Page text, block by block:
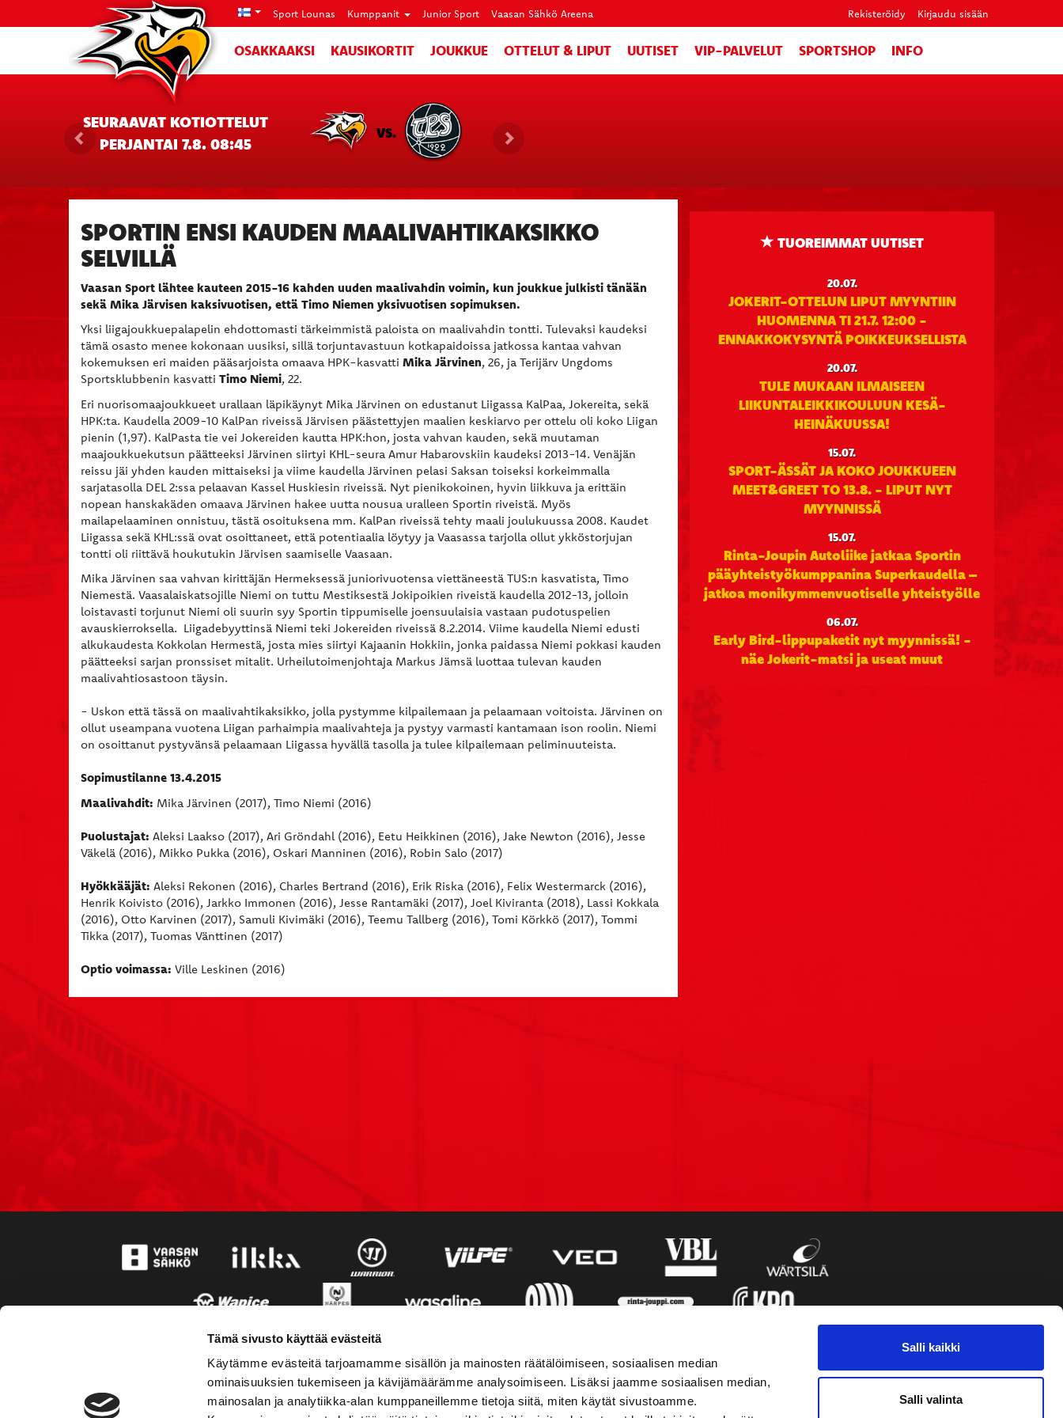
Tämä sivusto käyttää evästeitä
Käytämme evästeitä tarjoamamme sisällön ja mainosten räätälöimiseen, sosiaalisen median
ominaisuuksien tukemiseen ja kävijämäärämme analysoimiseen. Lisäksi jaamme sosiaalisen median,
mainosalan ja analytiikka-alan kumppaneillemme tietoja siitä, miten käytät sivustoamme.
Salli kaikki
Salli valinta
Sport Lounas Kumppanit Junior Sport Vaasan Sähkö Areena Rekisteröidy Kirjaudu sisään
OSAKKAAKSI KAUSIKORTIT JOUKKUE OTTELUT & LIPUT UUTISET VIP-PALVELUT SPORTSHOP INFO
SEURAAVAT KOTIOTTELUT
PERJANTAI 7.8. 08:45
VS.
SPORTIN ENSI KAUDEN MAALIVAHTIKAKSIKKO
SELVILLÄ
Vaasan Sport lähtee kauteen 2015-16 kahden uuden maalivahdin voimin, kun joukkue julkisti tänään
sekä Mika Järvisen kaksivuotisen, että Timo Niemen yksivuotisen sopimuksen.
Yksi liigajoukkuepalapelin ehdottomasti tärkeimmistä paloista on maalivahdin tontti. Tulevaksi kaudeksi
tämä osasto menee kokonaan uusiksi, sillä torjuntavastuun kotkapaidoissa jatkossa kantaa vahvan
kokemuksen eri maiden pääsarjoista omaava HPK-kasvatti Mika Järvinen, 26, ja Terijärv Ungdoms
Sportsklubbenin kasvatti Timo Niemi, 22.
Eri nuorisomaajoukkueet urallaan läpikäynyt Mika Järvinen on edustanut Liigassa KalPaa, Jokereita, sekä
HPK:ta. Kaudella 2009-10 KalPan riveissä Järvisen päästettyjen maalien keskiarvo per ottelu oli koko Liigan
pienin (1,97). KalPasta tie vei Jokereiden kautta HPK:hon, josta vahvan kauden, sekä muutaman
maajoukkuekutsun päätteeksi Järvinen siirtyi KHL-seura Amur Habarovskiin kaudeksi 2013-14. Venäjän
reissu jäi yhden kauden mittaiseksi ja viime kaudella Järvinen pelasi Saksan toiseksi korkeimmalla
sarjatasolla DEL 2:ssa pelaavan Kassel Huskiesin riveissä. Nyt pienikokoinen, hyvin liikkuva ja erittäin
nopean hanskakäden omaava Järvinen hakee uutta nousua uralleen Sportin riveistä. Myös
mailapelaaminen onnistuu, tästä osoituksena mm. KalPan riveissä tehty maali joulukuussa 2008. Kaudet
Liigassa sekä KHL:ssä ovat osoittaneet, että potentiaalia löytyy ja Vaasassa tarjolla ollut ykköstorjujan
tontti oli riittävä houkutukin Järvisen saamiselle Vaasaan.
Mika Järvinen saa vahvan kirittäjän Hermeksessä juniorivuotensa viettäneestä TUS:n kasvatista, Timo
Niemestä. Vaasalaiskatsojille Niemi on tuttu Mestiksestä Jokipoikien riveistä kaudella 2012-13, jolloin
loistavasti torjunut Niemi oli suurin syy Sportin tippumiselle joensuulaisia vastaan pudotuspelien
avauskierroksella. Liigadebyyttinsä Niemi teki Jokereiden riveissä 8.2.2014. Viime kaudella Niemi edusti
alkukaudesta Kokkolan Hermestä, josta mies siirtyi Kajaanin Hokkiin, jonka paidassa Niemi pokkasi kauden
päätteeksi sarjan pronssiset mitalit. Urheilutoimenjohtaja Markus Jämsä luottaa tulevan kauden
maalivahtiosastoon täysin.
- Uskon että tässä on maalivahtikaksikko, jolla pystymme kilpailemaan ja pelaamaan voitoista. Järvinen on
ollut useampana vuotena Liigan parhaimpia maalivahteja ja pystyy varmasti kantamaan ison roolin. Niemi
on osoittanut pystyvänsä pelaamaan Liigassa hyvällä tasolla ja tulee kilpailemaan peliminuuteista.
Sopimustilanne 13.4.2015
Maalivahdit: Mika Järvinen (2017), Timo Niemi (2016)
Puolustajat: Aleksi Laakso (2017), Ari Gröndahl (2016), Eetu Heikkinen (2016), Jake Newton (2016), Jesse
Väkelä (2016), Mikko Pukka (2016), Oskari Manninen (2016), Robin Salo (2017)
Hyökkääjät: Aleksi Rekonen (2016), Charles Bertrand (2016), Erik Riska (2016), Felix Westermarck (2016),
Henrik Koivisto (2016), Jarkko Immonen (2016), Jesse Rantamäki (2017), Joel Kiviranta (2018), Lassi Kokkala
(2016), Otto Karvinen (2017), Samuli Kivimäki (2016), Teemu Tallberg (2016), Tomi Körkkö (2017), Tommi
Tikka (2017), Tuomas Vänttinen (2017)
Optio voimassa: Ville Leskinen (2016)
TUOREIMMAT UUTISET
20.07.
JOKERIT-OTTELUN LIPUT MYYNTIIN
HUOMENNA TI 21.7. 12:00 -
ENNAKKOKYSYNTÄ POIKKEUKSELLISTA
20.07.
TULE MUKAAN ILMAISEEN
LIIKUNTALEIKKIKOULUUN KESÄ-
HEINÄKUUSSA!
15.07.
SPORT-ÄSSÄT JA KOKO JOUKKUEEN
MEET&GREET TO 13.8. - LIPUT NYT
MYYNNISSÄ
15.07.
Rinta-Joupin Autoliike jatkaa Sportin
pääyhteistyökumppanina Superkaudella –
jatkoa monikymmenvuotiselle yhteistyölle
06.07.
Early Bird-lippupaketit nyt myynnissä! -
näe Jokerit-matsi ja useat muut